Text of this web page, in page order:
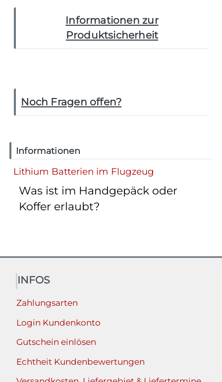
Informationen zur
Produktsicherheit
Noch Fragen offen?
Informationen
Lithium Batterien im Flugzeug
Was ist im Handgepäck oder
Koffer erlaubt?
INFOS
Zahlungsarten
Login Kundenkonto
Gutschein einlösen
Echtheit Kundenbewertungen